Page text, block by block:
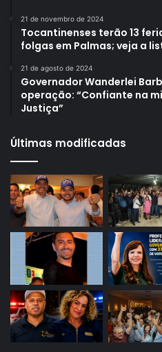
21 de novembro de 2024
Tocantinenses terão 13
folgas em Palmas; veja a
21 de agosto de 2024
Governador Wanderlei
operação: “Confiante na
Justiça”
Últimas modificadas